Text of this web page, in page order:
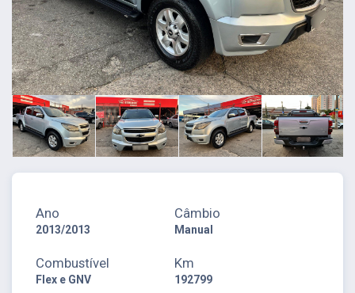
Ano
2013/2013
Câmbio
Manual
Combustível
Flex e GNV
Km
192799